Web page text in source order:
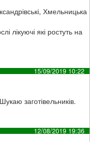
Хмельницька
лікуючі які ростуть на
15/09/2019 10:22
заготівельників.
12/08/2019 19:36